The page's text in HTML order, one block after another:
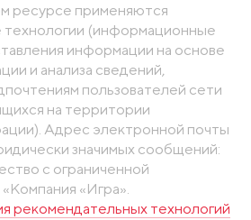
ресурсе применяются
(информационные
информации на основе
и анализа сведений,
пользователей сети
на территории
Адрес электронной почты
значимых сообщений:
с ограниченной
«Игра».
рекомендательных технологий